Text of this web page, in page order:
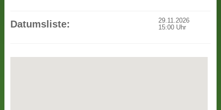
Datumsliste:
29.11.2026
15:00 Uhr